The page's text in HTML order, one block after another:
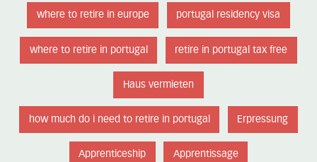
where to retire in europe portugal residency visa
where to retire in portugal retire in portugal tax free
Haus vermieten
how much do i need to retire in portugal Erpressung
Apprenticeship Apprentissage